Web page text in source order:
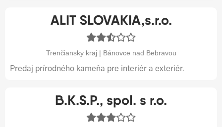
ALIT SLOVAKIA,s.r.o.
Trenčiansky kraj | Bánovce nad Bebravou
Predaj prírodného kameňa pre interiér a exteriér.
B.K.S.P., spol. s r.o.